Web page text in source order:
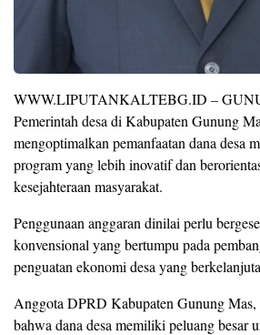
WWW.LIPUTANKALTEBG.ID –
Pemerintah desa di Kabupaten Gunung
mengoptimalkan pemanfaatan dana desa
program yang lebih inovatif dan
kesejahteraan masyarakat.
Penggunaan anggaran dinilai perlu
konvensional yang bertumpu pada
penguatan ekonomi desa yang
Anggota DPRD Kabupaten Gunung Mas,
bahwa dana desa memiliki peluang besar